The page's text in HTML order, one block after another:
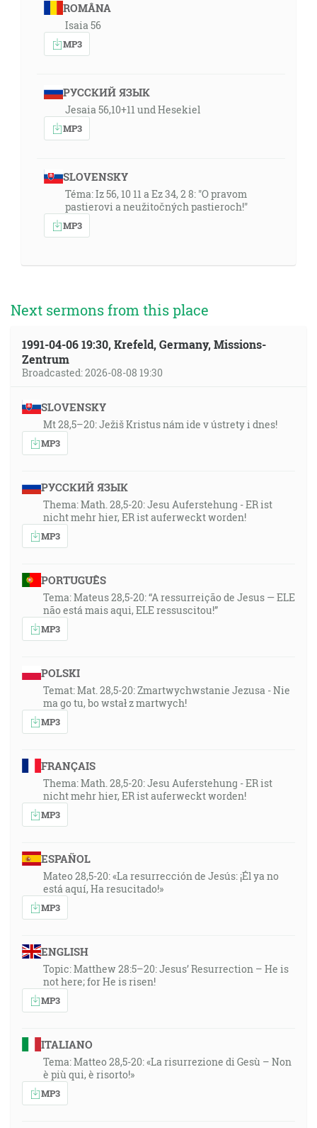
ROMÂNA
Isaia 56
MP3
РУССКИЙ ЯЗЫК
Jesaia 56,10+11 und Hesekiel
MP3
SLOVENSKY
Téma: Iz 56, 10 11 a Ez 34, 2 8: "O pravom
pastierovi a neužitočných pastieroch!"
MP3
Next sermons from this place
1991-04-06 19:30, Krefeld, Germany, Missions-
Zentrum
Broadcasted: 2026-08-08 19:30
SLOVENSKY
Mt 28,5–20: Ježiš Kristus nám ide v ústrety i dnes!
MP3
РУССКИЙ ЯЗЫК
Thema: Math. 28,5-20: Jesu Auferstehung - ER ist
nicht mehr hier, ER ist auferweckt worden!
MP3
PORTUGUÊS
Tema: Mateus 28,5-20: “A ressurreição de Jesus — ELE
não está mais aqui, ELE ressuscitou!”
MP3
POLSKI
Temat: Mat. 28,5-20: Zmartwychwstanie Jezusa - Nie
ma go tu, bo wstał z martwych!
MP3
FRANÇAIS
Thema: Math. 28,5-20: Jesu Auferstehung - ER ist
nicht mehr hier, ER ist auferweckt worden!
MP3
ESPAÑOL
Mateo 28,5-20: «La resurrección de Jesús: ¡Él ya no
está aquí, Ha resucitado!»
MP3
ENGLISH
Topic: Matthew 28:5–20: Jesus’ Resurrection – He is
not here; for He is risen!
MP3
ITALIANO
Tema: Matteo 28,5-20: «La risurrezione di Gesù – Non
è più qui, è risorto!»
MP3